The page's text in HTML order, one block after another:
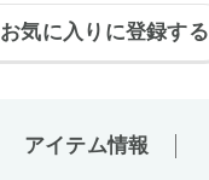
お気に入りに登録する
アイテム情報